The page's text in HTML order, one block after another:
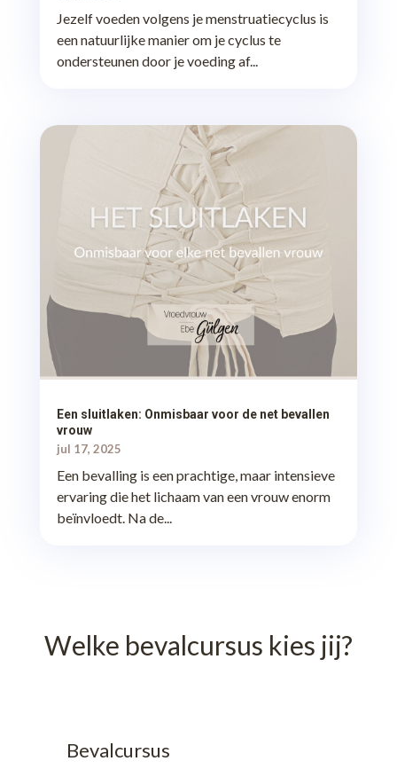
Jezelf voeden volgens je menstruatiecyclus is
een natuurlijke manier om je cyclus te
ondersteunen door je voeding af...
Een sluitlaken: Onmisbaar voor de net bevallen
vrouw
jul 17, 2025
Een bevalling is een prachtige, maar intensieve
ervaring die het lichaam van een vrouw enorm
beïnvloedt. Na de...
Welke bevalcursus kies jij?
Bevalcursus